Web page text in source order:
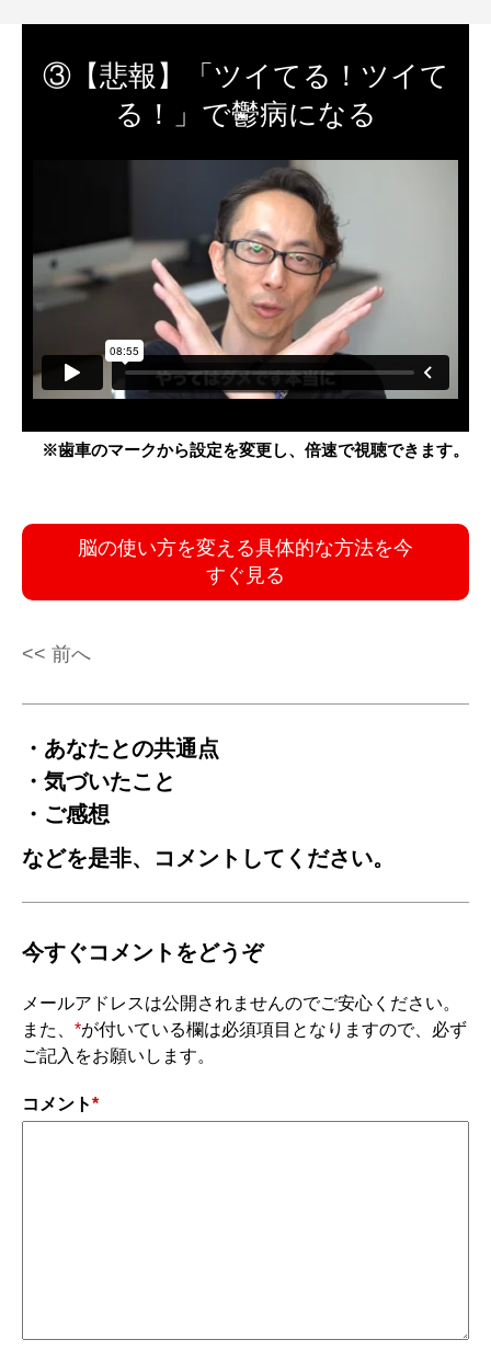
③【悲報】「ツイてる！ツイて
る！」で鬱病になる
※歯車のマークから設定を変更し、倍速で視聴できます。
脳の使い方を変える具体的な方法を今
すぐ見る
<< 前へ
・あなたとの共通点
・気づいたこと
・ご感想
などを是非、コメントしてください。
今すぐコメントをどうぞ
メールアドレスは公開されませんのでご安心ください。
また、 *が付いている欄は必須項目となりますので、必ず
ご記入をお願いします。
コメント*